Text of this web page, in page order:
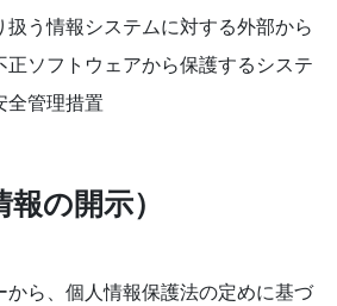
う情報システムに対する外部から
正ソフトウェアから保護するシステ
全管理措置
の開示）
から、個人情報保護法の定めに基づ